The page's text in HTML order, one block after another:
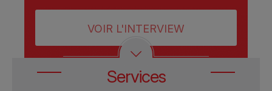
VOIR L'INTERVIEW
Services